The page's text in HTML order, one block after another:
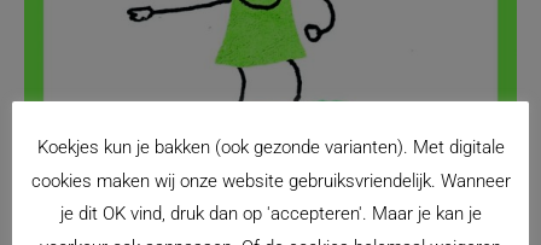
Koekjes kun je bakken (ook gezonde varianten). Met digitale
cookies maken wij onze website gebruiksvriendelijk. Wanneer
je dit OK vind, druk dan op 'accepteren'. Maar je kan je